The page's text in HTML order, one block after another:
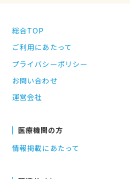
総合TOP
ご利用にあたって
プライバシーポリシー
お問い合わせ
運営会社
医療機関の方
情報掲載にあたって